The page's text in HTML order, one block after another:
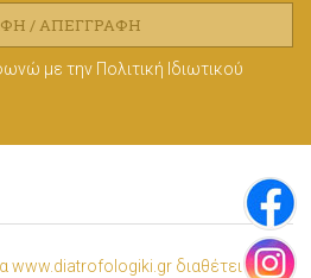
/ ΑΠΕΓΓΡΑΦΉ
με την Πολιτική Ιδιωτικού
www.diatrofologiki.gr διαθέτει